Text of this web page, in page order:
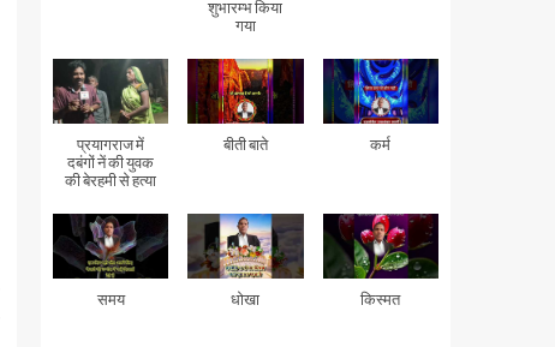
शुभारम्भ किया
गया
प्रयागराज में
दबंगों नें की युवक
की बेरहमी से हत्या
बीती बाते कर्म
समय धोखा किस्मत